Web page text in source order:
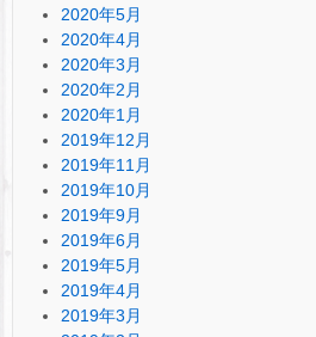
2020年5月
2020年4月
2020年3月
2020年2月
2020年1月
2019年12月
2019年11月
2019年10月
2019年9月
2019年6月
2019年5月
2019年4月
2019年3月